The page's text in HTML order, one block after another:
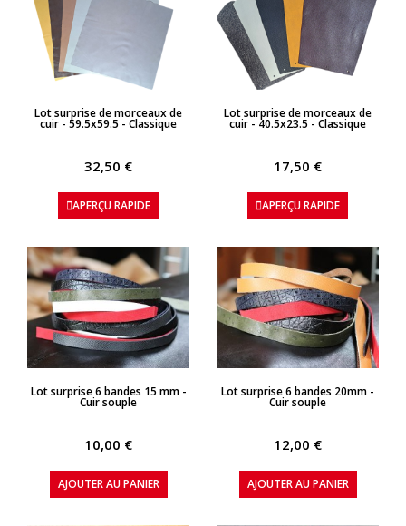
APERÇU RAPIDE
Lot surprise de morceaux de
cuir - 59.5x59.5 - Classique
32,50 €
APERÇU RAPIDE
APERÇU RAPIDE
Lot surprise de morceaux de
cuir - 40.5x23.5 - Classique
17,50 €
APERÇU RAPIDE
APERÇU RAPIDE
Lot surprise 6 bandes 15 mm -
Cuir souple
10,00 €
AJOUTER AU PANIER
APERÇU RAPIDE
Lot surprise 6 bandes 20mm -
Cuir souple
12,00 €
AJOUTER AU PANIER